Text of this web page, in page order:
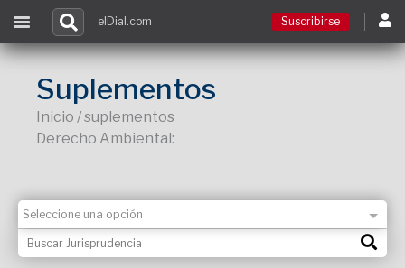
elDial.com Suscribirse
Suplementos
Inicio / suplementos
Derecho Ambiental: